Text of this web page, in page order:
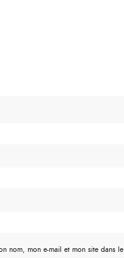
nom, mon e-mail et mon site dans le